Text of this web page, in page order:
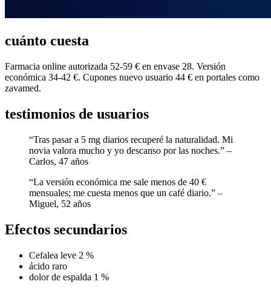
cuánto cuesta
Farmacia online autorizada 52-59 € en envase 28. Versión
económica 34-42 €. Cupones nuevo usuario 44 € en portales como
zavamed.
testimonios de usuarios
“Tras pasar a 5 mg diarios recuperé la naturalidad. Mi
novia valora mucho y yo descanso por las noches.” –
Carlos, 47 años
“La versión económica me sale menos de 40 €
mensuales; me cuesta menos que un café diario.” –
Miguel, 52 años
Efectos secundarios
Cefalea leve 2 %
ácido raro
dolor de espalda 1 %